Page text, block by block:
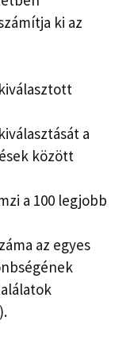
ki az
a
között
a 100 legjobb
az egyes